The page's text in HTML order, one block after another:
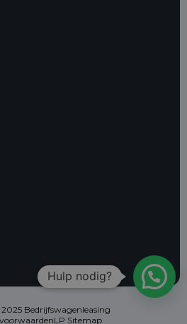
Bedrijfswagenleasing
LP Sitemap
Hulp nodig?